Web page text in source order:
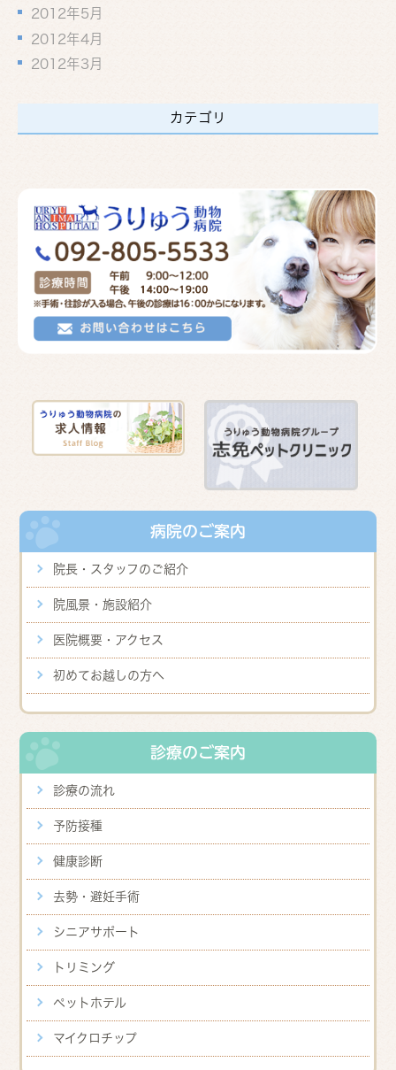
2012年5月
2012年4月
2012年3月
カテゴリ
病院のご案内
院長・スタッフのご紹介
院風景・施設紹介
医院概要・アクセス
初めてお越しの方へ
診療のご案内
診療の流れ
予防接種
健康診断
去勢・避妊手術
シニアサポート
トリミング
ペットホテル
マイクロチップ